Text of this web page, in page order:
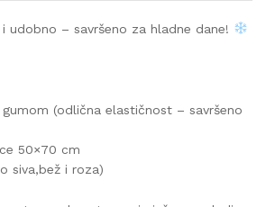
udobno – savršeno za hladne dane!
(odlična elastičnost – savršeno
50×70 cm
siva,bež i roza)